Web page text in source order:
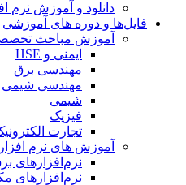
دانلود و آموزش نرم افزار
فایل‌ها و دوره های آموزشی
آموزش مباحث تخصصی
ایمنی و HSE
مهندسی برق
مهندسی شیمی
شیمی
فیزیک
تجارت الکترونیک
آموزش های نرم افزاری
نرم‌افزارهای برق
نرم‌افزارهای مکانیک